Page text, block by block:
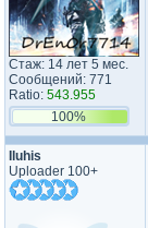
Стаж: 14 лет 5 мес.
Сообщений: 771
Ratio: 543.955
100%
Iluhis
Uploader 100+